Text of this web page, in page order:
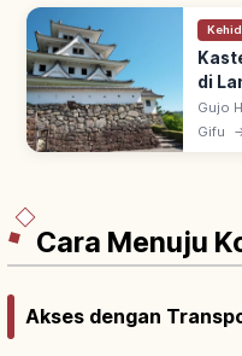
di
Gujo
Gifu
Cara Menuju
Akses dengan